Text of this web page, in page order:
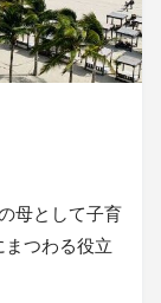
母として子育
つわる役立